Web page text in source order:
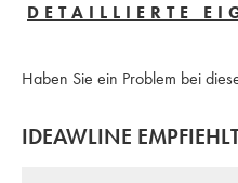
DETAILLIERTE
Haben Sie ein Problem bei
IDEAWLINE